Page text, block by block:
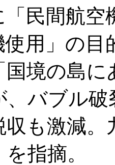
「民間航
使用」の
国境の島
、バブル
収も激減
指摘。